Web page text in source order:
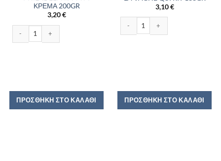
ΚΡΕΜΑ 200GR
3,20€
ΠΡΟΣΘΉΚΗ ΣΤΟ ΚΑΛΆΘΙ
3,10€
ΠΡΟΣΘΉΚΗ ΣΤΟ ΚΑΛΆΘΙ